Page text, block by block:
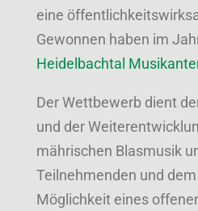
eine
Gewonnen haben im
Heidelbachtal
Der Wettbewerb dient
und der
mährischen Blasmusik
Teilnehmenden und
Möglichkeit eines